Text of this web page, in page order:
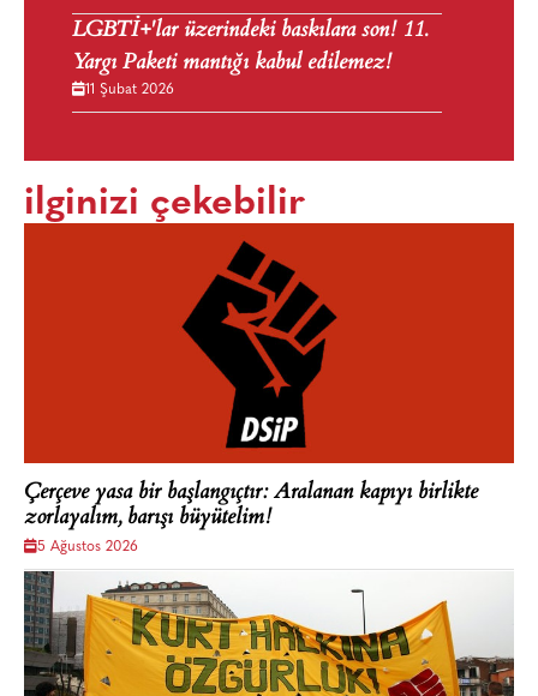
LGBTİ+'lar üzerindeki baskılara son! 11.
Yargı Paketi mantığı kabul edilemez!
11 Şubat 2026
ilginizi çekebilir
Çerçeve yasa bir başlangıçtır: Aralanan kapıyı birlikte
zorlayalım, barışı büyütelim!
5 Ağustos 2026